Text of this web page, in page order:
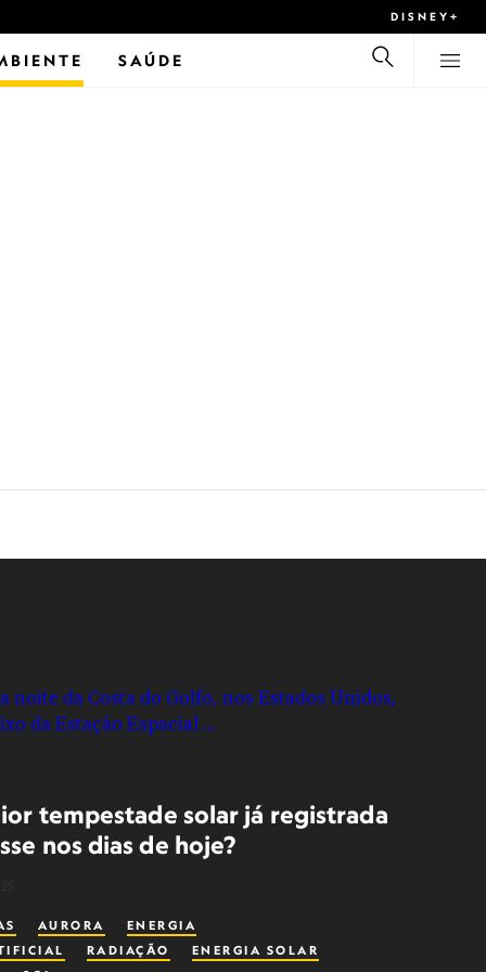
DISNEY+
SAÚDE
tempestade solar já registrada
nos dias de hoje?
AURORA
ENERGIA
RADIAÇÃO
ENERGIA SOLAR